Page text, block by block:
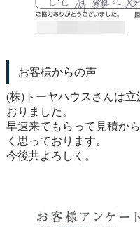
お客様からの声
(株)トーヤハウスさんは
おりました。
早速来てもらって見積か
く思っております。
今後共よろしく。